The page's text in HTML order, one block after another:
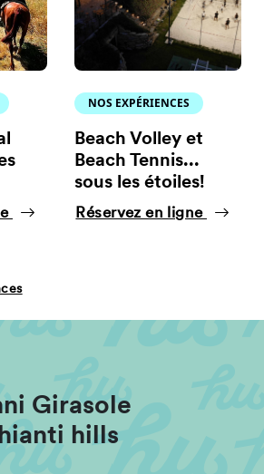
NOS EXPÉRIENCES
Beach Volley et
Beach Tennis...
sous les étoiles!
Réservez en ligne
Girasole
hills